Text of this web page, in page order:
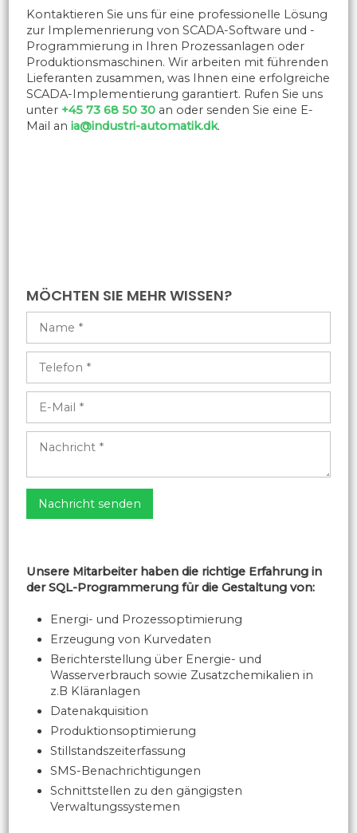
Kontaktieren Sie uns für eine professionelle Lösung
zur Implemenrierung von SCADA-Software und -
Programmierung in Ihren Prozessanlagen oder
Produktionsmaschinen. Wir arbeiten mit führenden
Lieferanten zusammen, was Ihnen eine erfolgreiche
SCADA-Implementierung garantiert. Rufen Sie uns
unter +45 73 68 50 30 an oder senden Sie eine E-
Mail ania@industri-automatik.dk.
​​MÖCHTEN SIE MEHR WISSEN?​
Unsere Mitarbeiter haben die richtige Erfahrung in
der SQL-Programmerung für die Gestaltung von:​
​Energi- und Prozessoptimierung
Erzeugung von Kurvedaten
Berichterstellung über Energie- und
Wasserverbrauch sowie Zusatzchemikalien in
z.B Kläranlagen
Datenakquisition
Produktionsoptimierung
Stillstandszeiterfassung
SMS-Benachrichtigungen
Schnittstellen zu den gängigsten
Verwaltungssystemen